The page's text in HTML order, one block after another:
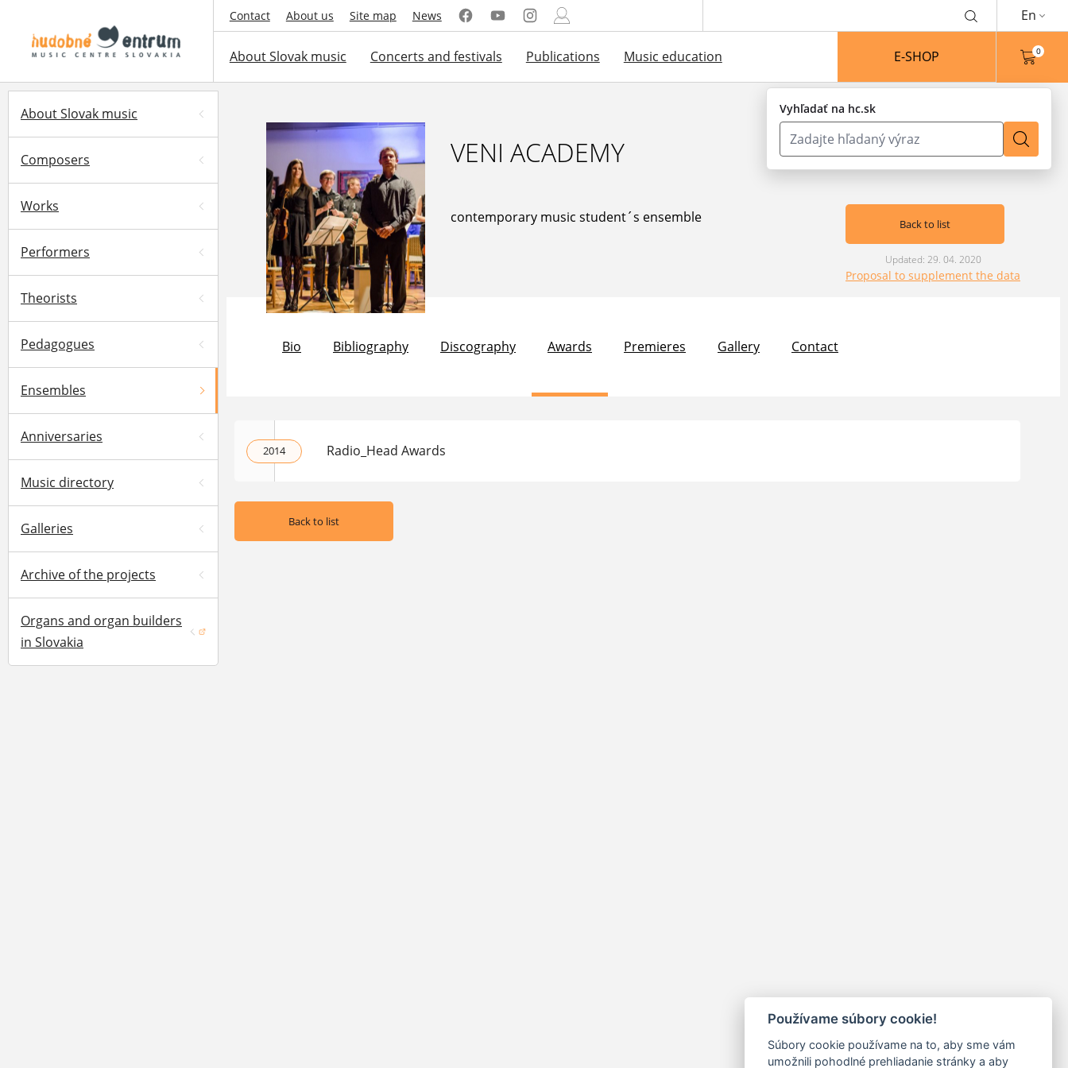
Contact About us Site map News
Vyhľadať na hc.sk
En
About Slovak music Concerts and festivals Publications Music education E-SHOP 0
About Slovak music
Composers
Works
Performers
Theorists
Pedagogues
Ensembles
Anniversaries
Music directory
Galleries
Archive of the projects
Organs and organ builders
in Slovakia
(opens in a new window)
VENI ACADEMY
contemporary music student´s ensemble Back to list
Updated: 29. 04. 2020
Proposal to supplement the data
Bio Bibliography Discography Awards Premieres Gallery Contact
2014 Radio_Head Awards
Back to list
Používame súbory cookie!
Súbory cookie používame na to, aby sme vám
umožnili pohodlné prehliadanie stránky a aby